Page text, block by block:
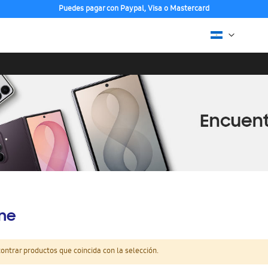
Puedes pagar con Paypal, Visa o Mastercard
productos que coincida con la selección.